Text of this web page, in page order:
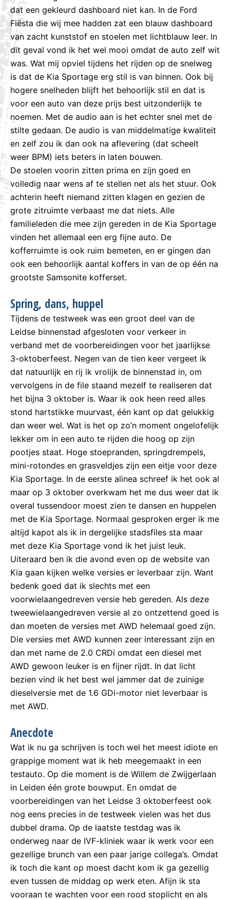
dat een gekleurd dashboard niet kan. In de Ford
Fiësta die wij mee hadden zat een blauw dashboard
van zacht kunststof en stoelen met lichtblauw leer. In
dit geval vond ik het wel mooi omdat de auto zelf wit
was. Wat mij opviel tijdens het rijden op de snelweg
is dat de Kia Sportage erg stil is van binnen. Ook bij
hogere snelheden blijft het behoorlijk stil en dat is
voor een auto van deze prijs best uitzonderlijk te
noemen. Met de audio aan is het echter snel met de
stilte gedaan. De audio is van middelmatige kwaliteit
en zelf zou ik dan ook na aflevering (dat scheelt
weer BPM) iets beters in laten bouwen.
De stoelen voorin zitten prima en zijn goed en
volledig naar wens af te stellen net als het stuur. Ook
achterin heeft niemand zitten klagen en gezien de
grote zitruimte verbaast me dat niets. Alle
familieleden die mee zijn gereden in de Kia Sportage
vinden het allemaal een erg fijne auto. De
kofferruimte is ook ruim bemeten, en er gingen dan
ook een behoorlijk aantal koffers in van de op één na
grootste Samsonite kofferset.
Spring, dans, huppel
Tijdens de testweek was een groot deel van de
Leidse binnenstad afgesloten voor verkeer in
verband met de voorbereidingen voor het jaarlijkse
3-oktoberfeest. Negen van de tien keer vergeet ik
dat natuurlijk en rij ik vrolijk de binnenstad in, om
vervolgens in de file staand mezelf te realiseren dat
het bijna 3 oktober is. Waar ik ook heen reed alles
stond hartstikke muurvast, één kant op dat gelukkig
dan weer wel. Wat is het op zo’n moment ongelofelijk
lekker om in een auto te rijden die hoog op zijn
pootjes staat. Hoge stoepranden, springdrempels,
mini-rotondes en grasveldjes zijn een eitje voor deze
Kia Sportage. In de eerste alinea schreef ik het ook al
maar op 3 oktober overkwam het me dus weer dat ik
overal tussendoor moest zien te dansen en huppelen
met de Kia Sportage. Normaal gesproken erger ik me
altijd kapot als ik in dergelijke stadsfiles sta maar
met deze Kia Sportage vond ik het juist leuk.
Uiteraard ben ik die avond even op de website van
Kia gaan kijken welke versies er leverbaar zijn. Want
bedenk goed dat ik slechts met een
voorwielaangedreven versie heb gereden. Als deze
tweewielaangedreven versie al zo ontzettend goed is
dan moeten de versies met AWD helemaal goed zijn.
Die versies met AWD kunnen zeer interessant zijn en
dan met name de 2.0 CRDi omdat een diesel met
AWD gewoon leuker is en fijner rijdt. In dat licht
bezien vind ik het best wel jammer dat de zuinige
dieselversie met de 1.6 GDi-motor niet leverbaar is
met AWD.
Anecdote
Wat ik nu ga schrijven is toch wel het meest idiote en
grappige moment wat ik heb meegemaakt in een
testauto. Op die moment is de Willem de Zwijgerlaan
in Leiden één grote bouwput. En omdat de
voorbereidingen van het Leidse 3 oktoberfeest ook
nog eens precies in de testweek vielen was het dus
dubbel drama. Op de laatste testdag was ik
onderweg naar de IVF-kliniek waar ik werk voor een
gezellige brunch van een paar jarige collega’s. Omdat
ik toch die kant op moest dacht kom ik ga gezellig
even tussen de middag op werk eten. Afijn ik sta
vooraan te wachten voor een rood stoplicht en als